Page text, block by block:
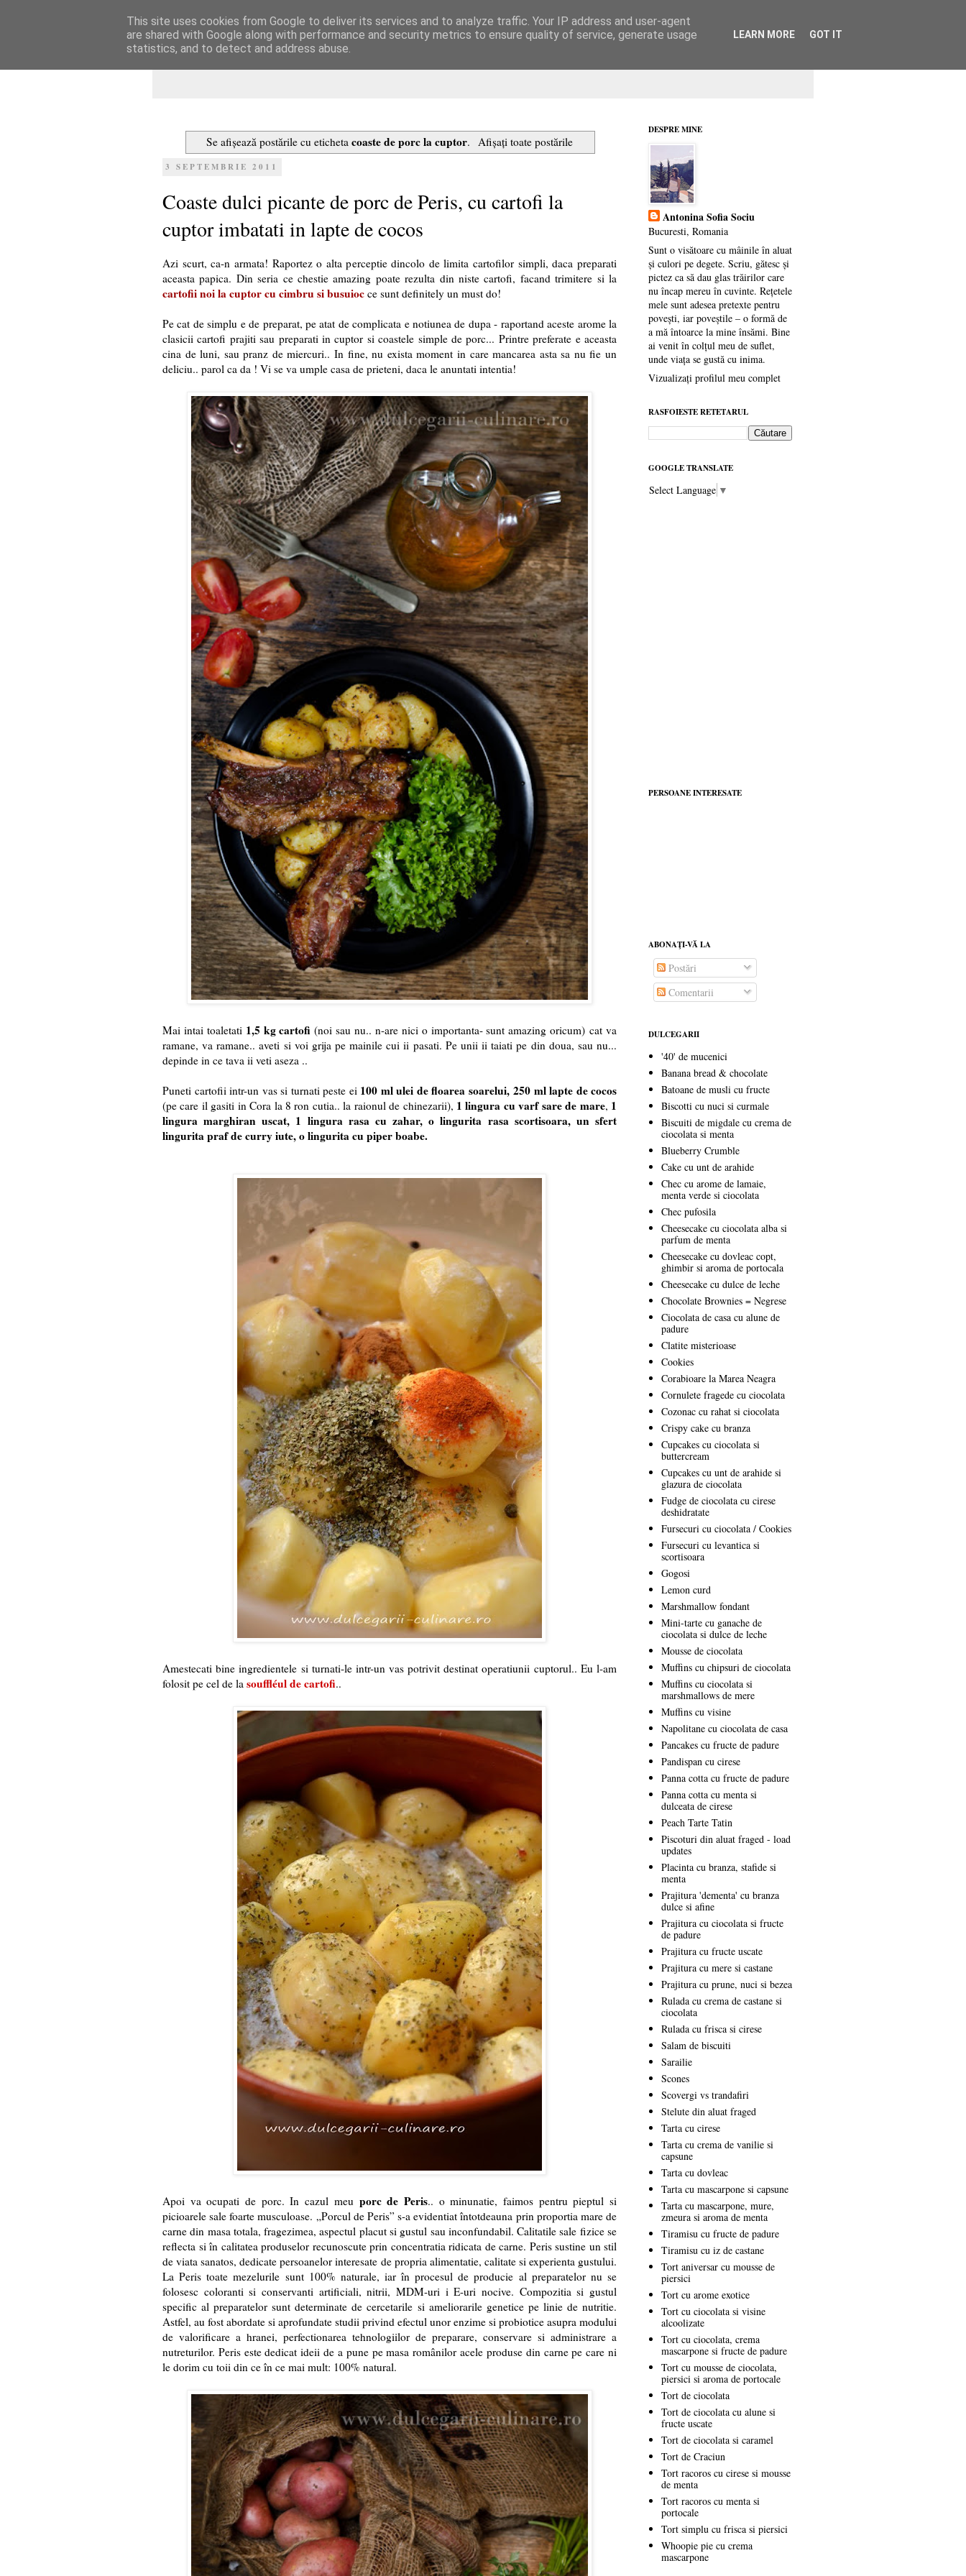
Dulcegarii culinare
Se afișează postările cu etichetacoaste de porc la cuptor. Afișați toate postările
3 SEPTEMBRIE 2011
Coaste dulci picante de porc de Peris, cu cartofi la
cuptor imbatati in lapte de cocos
Azi scurt, ca-n armata! Raportez o alta perceptie dincolo de limita cartofilor simpli, daca preparati
aceasta papica. Din seria ce chestie amazing poate rezulta din niste cartofi, facand trimitere si la
cartofii noi la cuptor cu cimbru si busuioc ce sunt definitely un must do!
Pe cat de simplu e de preparat, pe atat de complicata e notiunea de dupa - raportand aceste arome la
clasicii cartofi prajiti sau preparati in cuptor si coastele simple de porc... Printre preferate e aceasta
cina de luni, sau pranz de miercuri.. In fine, nu exista moment in care mancarea asta sa nu fie un
deliciu.. parol ca da ! Vi se va umple casa de prieteni, daca le anuntati intentia!
Mai intai toaletati 1,5 kg cartofi(noi sau nu.. n-are nici o importanta- sunt amazing oricum) cat va
ramane, va ramane.. aveti si voi grija pe mainile cui ii pasati. Pe unii ii taiati pe din doua, sau nu...
depinde in ce tava ii veti aseza ..
Puneti cartofii intr-un vas si turnati peste ei 100 ml ulei de floarea soarelui, 250 ml lapte de cocos
(pe care il gasiti in Cora la 8 ron cutia.. la raionul de chinezarii), 1 lingura cu varf sare de mare, 1
lingura marghiran uscat, 1 lingura rasa cu zahar, o lingurita rasa scortisoara, un sfert
lingurita praf de curry iute, o lingurita cu piper boabe.
Amestecati bine ingredientele si turnati-le intr-un vas potrivit destinat operatiunii cuptorul.. Eu l-am
folosit pe cel de la souffléul de cartofi..
Apoi va ocupati de porc. In cazul meu porc de Peris.. o minunatie, faimos pentru pieptul si
picioarele sale foarte musculoase. „Porcul de Peris” s-a evidentiat întotdeauna prin proportia mare de
carne din masa totala, fragezimea, aspectul placut si gustul sau inconfundabil. Calitatile sale fizice se
reflecta si în calitatea produselor recunoscute prin concentratia ridicata de carne. Peris sustine un stil
de viata sanatos, dedicate persoanelor interesate de propria alimentatie, calitate si experienta gustului.
La Peris toate mezelurile sunt 100% naturale, iar în procesul de producie al preparatelor nu se
folosesc coloranti si conservanti artificiali, nitrii, MDM-uri i E-uri nocive. Compozitia si gustul
specific al preparatelor sunt determinate de cercetarile si ameliorarile genetice pe linie de nutritie.
Astfel, au fost abordate si aprofundate studii privind efectul unor enzime si probiotice asupra modului
de valorificare a hranei, perfectionarea tehnologiilor de preparare, conservare si administrare a
nutreturilor. Peris este dedicat ideii de a pune pe masa românilor acele produse din carne pe care ni
le dorim cu toii din ce în ce mai mult: 100% natural.
DESPRE MINE
Antonina Sofia Sociu
Bucuresti, Romania
Sunt o visătoare cu mâinile în aluat
și culori pe degete. Scriu, gătesc și
pictez ca să dau glas trăirilor care
nu încap mereu în cuvinte. Rețetele
mele sunt adesea pretexte pentru
povești, iar poveștile – o formă de
a mă întoarce la mine însămi. Bine
ai venit în colțul meu de suflet,
unde viața se gustă cu inima.
Vizualizați profilul meu complet
RASFOIESTE RETETARUL
GOOGLE TRANSLATE
Select Language ▼
PERSOANE INTERESATE
ABONAŢI-VĂ LA
Postări
Comentarii
DULCEGARII
'40' de mucenici
Banana bread & chocolate
Batoane de musli cu fructe
Biscotti cu nuci si curmale
Biscuiti de migdale cu crema de
ciocolata si menta
Blueberry Crumble
Cake cu unt de arahide
Chec cu arome de lamaie,
menta verde si ciocolata
Chec pufosila
Cheesecake cu ciocolata alba si
parfum de menta
Cheesecake cu dovleac copt,
ghimbir si aroma de portocala
Cheesecake cu dulce de leche
Chocolate Brownies = Negrese
Ciocolata de casa cu alune de
padure
Clatite misterioase
Cookies
Corabioare la Marea Neagra
Cornulete fragede cu ciocolata
Cozonac cu rahat si ciocolata
Crispy cake cu branza
Cupcakes cu ciocolata si
buttercream
Cupcakes cu unt de arahide si
glazura de ciocolata
Fudge de ciocolata cu cirese
deshidratate
Fursecuri cu ciocolata / Cookies
Fursecuri cu levantica si
scortisoara
Gogosi
Lemon curd
Marshmallow fondant
Mini-tarte cu ganache de
ciocolata si dulce de leche
Mousse de ciocolata
Muffins cu chipsuri de ciocolata
Muffins cu ciocolata si
marshmallows de mere
Muffins cu visine
Napolitane cu ciocolata de casa
Pancakes cu fructe de padure
Pandispan cu cirese
Panna cotta cu fructe de padure
Panna cotta cu menta si
dulceata de cirese
Peach Tarte Tatin
Piscoturi din aluat fraged - load
updates
Placinta cu branza, stafide si
menta
Prajitura 'dementa' cu branza
dulce si afine
Prajitura cu ciocolata si fructe
de padure
Prajitura cu fructe uscate
Prajitura cu mere si castane
Prajitura cu prune, nuci si bezea
Rulada cu crema de castane si
ciocolata
Rulada cu frisca si cirese
Salam de biscuiti
Sarailie
Scones
Scovergi vs trandafiri
Stelute din aluat fraged
Tarta cu cirese
Tarta cu crema de vanilie si
capsune
Tarta cu dovleac
Tarta cu mascarpone si capsune
Tarta cu mascarpone, mure,
zmeura si aroma de menta
Tiramisu cu fructe de padure
Tiramisu cu iz de castane
Tort aniversar cu mousse de
piersici
Tort cu arome exotice
Tort cu ciocolata si visine
alcoolizate
Tort cu ciocolata, crema
mascarpone si fructe de padure
Tort cu mousse de ciocolata,
piersici si aroma de portocale
Tort de ciocolata
Tort de ciocolata cu alune si
fructe uscate
Tort de ciocolata si caramel
Tort de Craciun
Tort racoros cu cirese si mousse
de menta
Tort racoros cu menta si
portocale
Tort simplu cu frisca si piersici
Whoopie pie cu crema
mascarpone
This site uses cookies from Google to deliver its services and to analyze traffic. Your IP address and user-agent
are shared with Google along with performance and security metrics to ensure quality of service, generate usage
statistics, and to detect and address abuse.
LEARN MORE GOT IT